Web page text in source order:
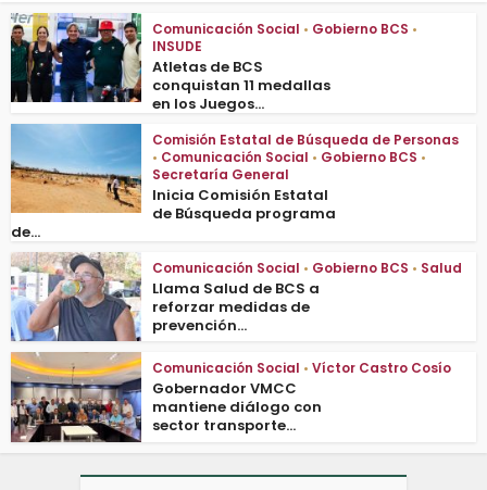
Comunicación Social • Gobierno BCS •
INSUDE
Atletas de BCS
conquistan 11 medallas
en los Juegos...
Comisión Estatal de Búsqueda de Personas
• Comunicación Social • Gobierno BCS •
Secretaría General
Inicia Comisión Estatal
de Búsqueda programa
de...
Comunicación Social • Gobierno BCS • Salud
Llama Salud de BCS a
reforzar medidas de
prevención...
Comunicación Social • Víctor Castro Cosío
Gobernador VMCC
mantiene diálogo con
sector transporte...